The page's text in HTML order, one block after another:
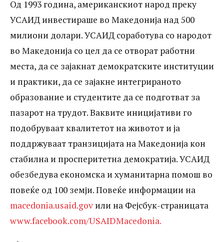
авионската дезинсекција на комарци ги
чинела институциите од 176 до 606
денари за еден хектар, со што
највисоката цена е за дури 244%
повисока од најниската; системите за
електронска евиденција на работното
време се купувани по цени кои се
движат од 43.200 ден. до 160.000 ден. за
еден систем, со што највисоката цена е
за дури 270% повисока од најниската;
контејнерите за отпад (метални 1,1 м3)
се купувани по цени кои се движат од
Од 1993 година, американскиот народ преку
УСАИД инвестираше во Македонија над 500
милиони долари. УСАИД соработува со народот
во Македонија со цел да се отворат работни
места, да се зајакнат демократските институции
и практики, да се зајакне интегрираното
образование и студентите да се подготват за
пазарот на трудот. Ваквите иницијативи го
подобруваат квалитетот на животот и ја
поддржуваат транзицијата на Македонија кон
стабилна и просперитетна демократија. УСАИД
обезбедува економска и хуманитарна помош во
повеќе од 100 земји. Повеќе информации на
macedonia.usaid.gov или на Фејсбук-страницата
www.facebook.com/USAIDMacedonia.